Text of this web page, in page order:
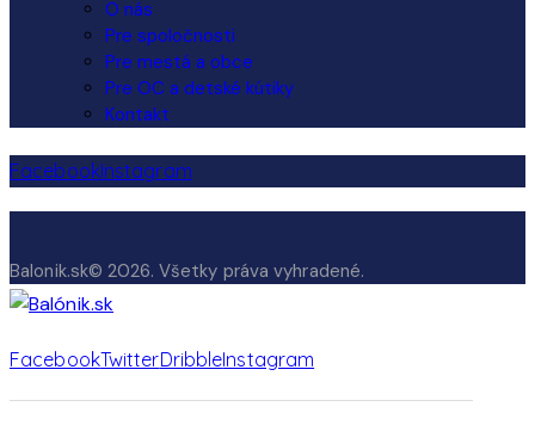
O nás
Pre spoločnosti
Pre mestá a obce
Pre OC a detské kútiky
Kontakt
FacebookInstagram
Balonik.sk© 2026. Všetky práva vyhradené.
FacebookTwitterDribbleInstagram